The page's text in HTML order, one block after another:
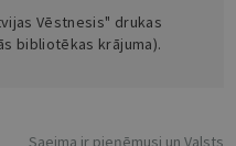
Vēstnesis" drukas
bibliotēkas krājuma).
Saeima ir pieņēmusi un Valsts